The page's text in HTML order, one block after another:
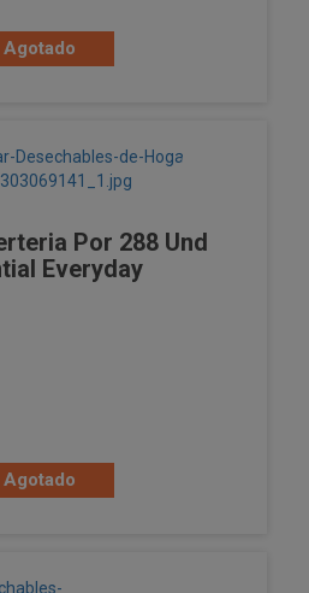
Agotado
Por 288 Und
Everyday
Agotado